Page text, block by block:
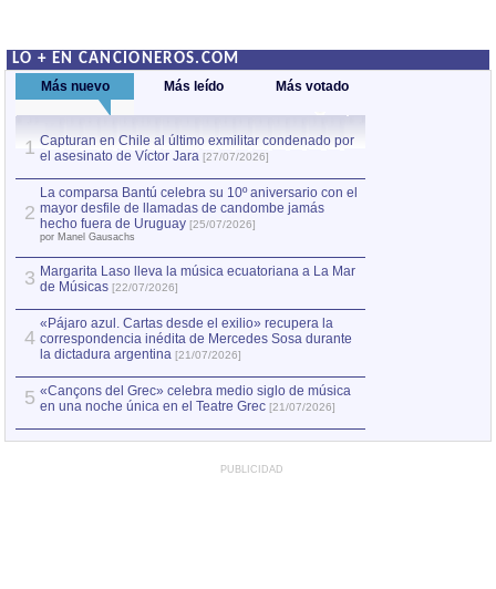
LO + EN CANCIONEROS.COM
Más nuevo Más leído Más votado
1 Capturan en Chile al último exmilitar condenado por
el asesinato de Víctor Jara [27/07/2026]
2
La comparsa Bantú celebra su 10º aniversario con el
mayor desfile de llamadas de candombe jamás
hecho fuera de Uruguay [25/07/2026]
por Manel Gausachs
3 Margarita Laso lleva la música ecuatoriana a La Mar
de Músicas [22/07/2026]
4
«Pájaro azul. Cartas desde el exilio» recupera la
correspondencia inédita de Mercedes Sosa durante
la dictadura argentina [21/07/2026]
5 «Cançons del Grec» celebra medio siglo de música
en una noche única en el Teatre Grec [21/07/2026]
PUBLICIDAD